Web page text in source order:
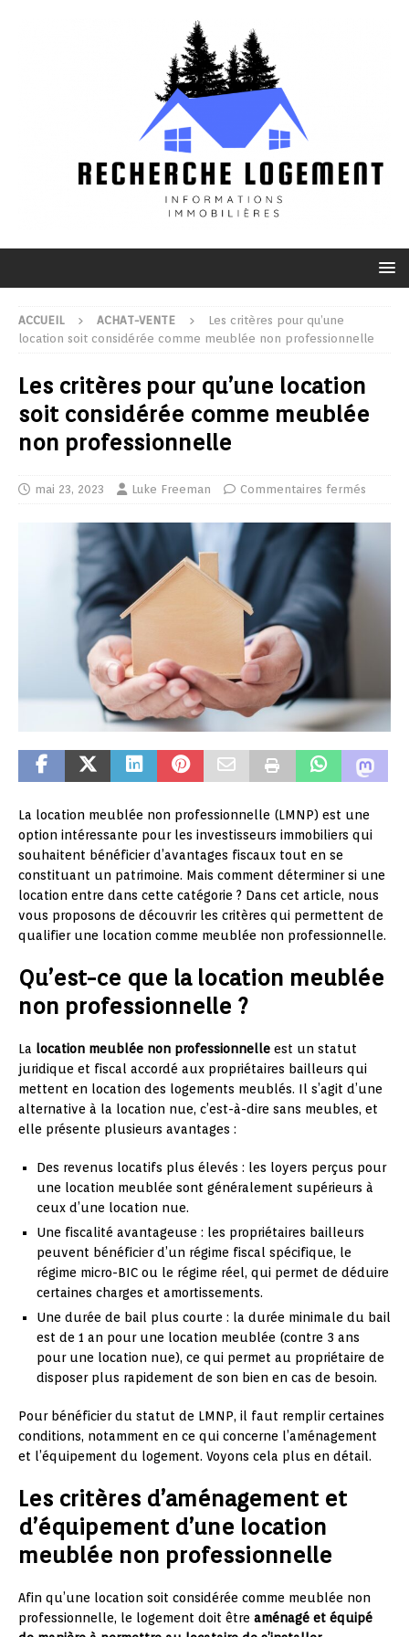
ACCUEIL ACHAT-VENTE
Les critères pour qu’une
location soit considérée comme meublée non professionnelle
Les critères pour qu’une location
soit considérée comme meublée
non professionnelle
mai 23, 2023 Luke Freeman Commentaires fermés
La location meublée non professionnelle (LMNP) est une
option intéressante pour les investisseurs immobiliers qui
souhaitent bénéficier d’avantages fiscaux tout en se
constituant un patrimoine. Mais comment déterminer si une
location entre dans cette catégorie ? Dans cet article, nous
vous proposons de découvrir les critères qui permettent de
qualifier une location comme meublée non professionnelle.
Qu’est-ce que la location meublée
non professionnelle ?
La location meublée non professionnelle est un statut
juridique et fiscal accordé aux propriétaires bailleurs qui
mettent en location des logements meublés. Il s’agit d’une
alternative à la location nue, c’est-à-dire sans meubles, et
elle présente plusieurs avantages :
Des revenus locatifs plus élevés : les loyers perçus pour
une location meublée sont généralement supérieurs à
ceux d’une location nue.
Une fiscalité avantageuse : les propriétaires bailleurs
peuvent bénéficier d’un régime fiscal spécifique, le
régime micro-BIC ou le régime réel, qui permet de déduire
certaines charges et amortissements.
Une durée de bail plus courte : la durée minimale du bail
est de 1 an pour une location meublée (contre 3 ans
pour une location nue), ce qui permet au propriétaire de
disposer plus rapidement de son bien en cas de besoin.
Pour bénéficier du statut de LMNP, il faut remplir certaines
conditions, notamment en ce qui concerne l’aménagement
et l’équipement du logement. Voyons cela plus en détail.
Les critères d’aménagement et
d’équipement d’une location
meublée non professionnelle
Afin qu’une location soit considérée comme meublée non
professionnelle, le logement doit être aménagé et équipé